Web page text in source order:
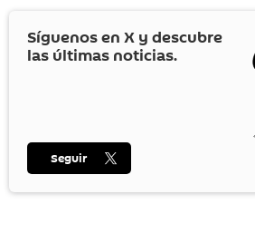
Síguenos en X y descubre
las últimas noticias.
Seguir